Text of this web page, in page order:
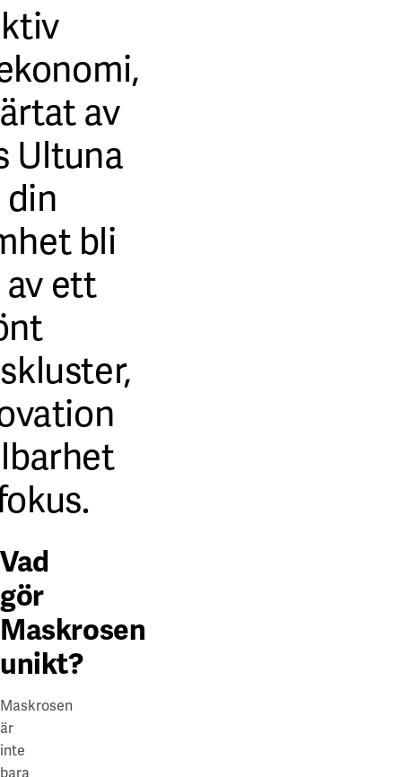
av
Ultuna
bli
ett
Vad
gör
Maskrosen
unikt?
Maskrosen
är
inte